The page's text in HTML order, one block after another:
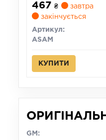
467 ₴
завтра
закінчується
Артикул:
ASAM
КУПИТИ
GM: